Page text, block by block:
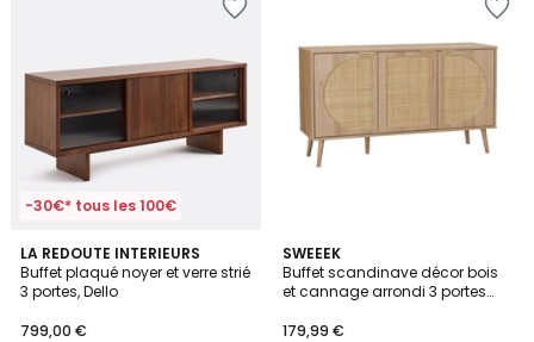
-30€* tous les 100€
LA REDOUTE INTERIEURS
Buffet plaqué noyer et verre strié
3 portes, Dello
799,00 €
5
/
5
SWEEEK
Buffet scandinave décor bois
et cannage arrondi 3 portes
179,99 €
4,4
/ 5